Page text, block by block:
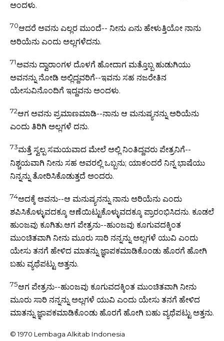
ಅಂದಳು.
70ಆದರೆ ಅವನು ಎಲ್ಲರ ಮುಂದೆ-- ನೀನು ಏನು ಹೇಳುತ್ತಿಯೋ ನಾನು
ಅರಿಯೆನು ಎಂದು ಅಲ್ಲಗಳೆದನು.
71ಅವನು ದ್ವಾರಾಂಗಳ ದೊಳಗೆ ಹೋದಾಗ ಮತ್ತೊಬ್ಬ ಹುಡುಗಿಯು
ಅವನನ್ನು ನೋಡಿ ಅಲ್ಲಿದ್ದವರಿಗೆ--ಇವನು ಸಹ ನಜರೇತಿನ
ಯೇಸುವಿನೊಂದಿಗೆ ಇದ್ದವನು ಅಂದಳು.
72ಆಗ ಅವನು ಪ್ರಮಾಣಮಾಡಿ--ನಾನು ಆ ಮನುಷ್ಯನನ್ನು ಅರಿಯೆನು
ಎಂದು ತಿರಿಗಿ ಅಲ್ಲಗಳೆ ದನು.
73ಮತ್ತೆ ಸ್ವಲ್ಪ ಸಮಯವಾದ ಮೇಲೆ ಅಲ್ಲಿ ನಿಂತಿದ್ದವರು ಪೇತ್ರನಿಗೆ--
ನಿಶ್ಚಯವಾಗಿ ನೀನು ಸಹ ಅವರಲ್ಲಿ ಒಬ್ಬನು; ಯಾಕಂದರೆ ನಿನ್ನ ಭಾಷೆಯು
ನಿನ್ನನ್ನು ತೋರಿಸಿಕೊಡುತ್ತದೆ ಅಂದರು.
74ಅದಕ್ಕೆ ಅವನು--ಆ ಮನುಷ್ಯನನ್ನು ನಾನು ಅರಿಯೆನು ಎಂದು
ಶಪಿಸಿಕೊಳ್ಳುವದಕ್ಕೂ ಆಣೆಯಿಟ್ಟುಕೊಳ್ಳುವದಕ್ಕೂ ಪ್ರಾರಂಭಿಸಿದನು. ಕೂಡಲೆ
ಹುಂಜವು ಕೂಗಿತು.ಆಗ ಪೇತ್ರನು--ಹುಂಜವು ಕೂಗುವದಕ್ಕಿಂತ
ಮುಂಚಿತವಾಗಿ ನೀನು ಮೂರು ಸಾರಿ ನನ್ನನ್ನು ಅಲ್ಲಗಳೆ ಯುವಿ ಎಂದು
ಯೇಸು ತನಗೆ ಹೇಳಿದ ಮಾತನ್ನು ಜ್ಞಾಪಕಮಾಡಿಕೊಂಡು ಹೊರಗೆ ಹೋಗಿ
ಬಹು ವ್ಯಥೆಪಟ್ಟು ಅತ್ತನು.
75ಆಗ ಪೇತ್ರನು--ಹುಂಜವು ಕೂಗುವದಕ್ಕಿಂತ ಮುಂಚಿತವಾಗಿ ನೀನು
ಮೂರು ಸಾರಿ ನನ್ನನ್ನು ಅಲ್ಲಗಳೆ ಯುವಿ ಎಂದು ಯೇಸು ತನಗೆ ಹೇಳಿದ
ಮಾತನ್ನು ಜ್ಞಾಪಕಮಾಡಿಕೊಂಡು ಹೊರಗೆ ಹೋಗಿ ಬಹು ವ್ಯಥೆಪಟ್ಟು ಅತ್ತನು.
© 1970 Lembaga Alkitab Indonesia